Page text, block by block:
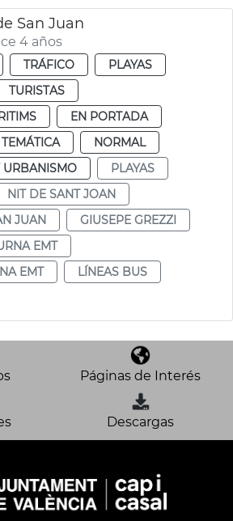
San Juan
4 años
TRÁFICO
PLAYAS
TURISTAS
EN PORTADA
NORMAL
PLAYAS
NIT DE SANT JOAN
JUAN
GIUSEPE GREZZI
EMT
EMT
LÍNEAS BUS
Páginas de Interés
Descargas